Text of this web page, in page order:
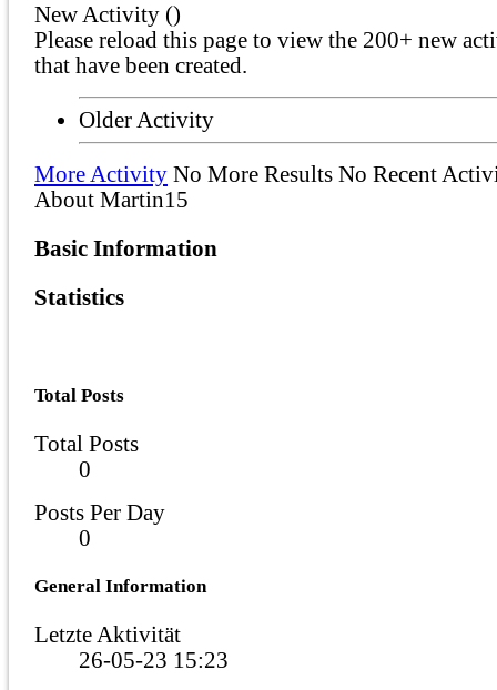
New Activity ()
Please reload this page to view the 200+ new
that have been created.
Older Activity
More Activity No More Results No Recent
About Martin15
Basic Information
Statistics
Total Posts
Total Posts
0
Posts Per Day
0
General Information
Letzte Aktivität
26-05-23 15:23